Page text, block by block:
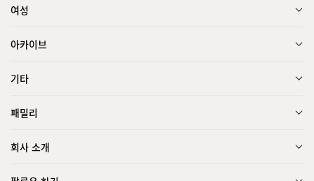
여성
아카이브
기타
패밀리
회사 소개